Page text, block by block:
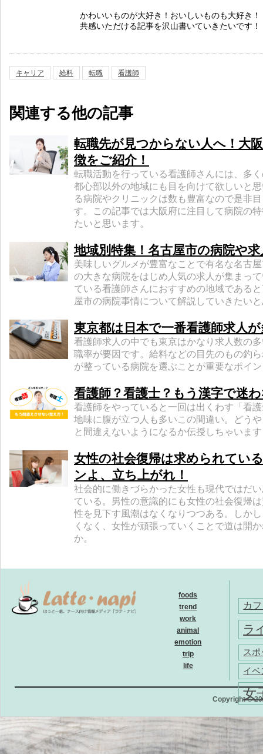
かわいいものが大好き！おいしいものも大好き！
共感いただける記事を沢山書いていきたいです！
キャリア 給料 転職 看護師
関連する他の記事
転職先が見つからない人へ！大
徴をご紹介！
転職活動を行っている看護師さんには、多
都心部以外の地域にも目を向けて欲しいと
る病院やクリニックは数も豊富なので是非
す。この記事では大阪府に注目して病院の
たいと思います。
地域別特集！名古屋市の病院や
美味しいグルメが豊富なことで有名な名古
の大きな病院をはじめ人気の求人が集まっ
ている看護師さんにおすすめの地域である
屋市の病院事情について解説していきたい
東京都は日本で一番看護師求人
看護師求人の中でも東京はかなり求人数の
職率が要因です。給料などの目先のもの釣
が整っている病院を選ぶことが重要なポイ
看護師？看護士？もう漢字で迷
看護師をやっていると一回は出くわす「看
地味に腹が立つ人も多いこの間違い。どう
と間違えないようになるか伝授しちゃいま
女性の社会復帰は求められてい
ンよ、立ち上がれ！
社会的に働きづらかった女性も現代ではだ
ている。男性の意識的にも女性の社会復帰
性を見下す風潮はなくなりつつある。しか
くなく、女性が頑張っていくことで道は開
か。
foods
trend
work
animal
emotion
trip
life
カ
ラ
ス
イベ
女
Copyright ©